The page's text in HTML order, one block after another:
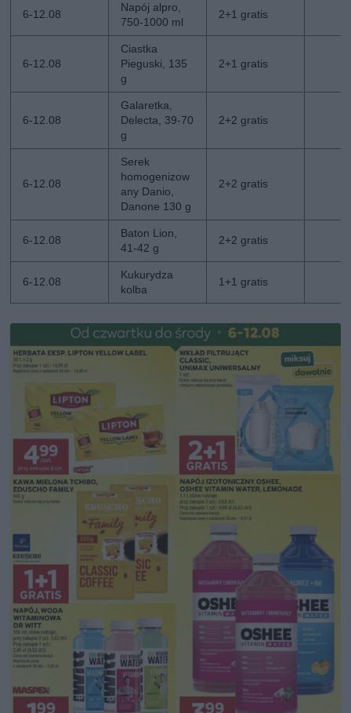
6-12.08
Napój alpro,
750-1000 ml
2+1 gratis
6-12.08
Ciastka
Pieguski, 135
g
2+1 gratis
6-12.08
Galaretka,
Delecta, 39-70
g
2+2 gratis
6-12.08
Serek
homogenizow
any Danio,
Danone 130 g
2+2 gratis
6-12.08
Baton Lion,
41-42 g
2+2 gratis
6-12.08
Kukurydza
kolba
1+1 gratis